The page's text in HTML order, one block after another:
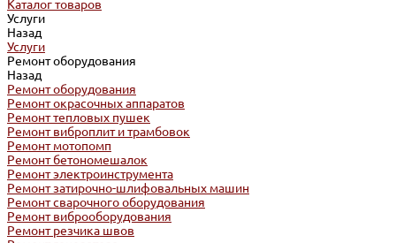
Каталог товаров
Услуги
Назад
Услуги
Ремонт оборудования
Назад
Ремонт оборудования
Ремонт окрасочных аппаратов
Ремонт тепловых пушек
Ремонт виброплит и трамбовок
Ремонт мотопомп
Ремонт бетономешалок
Ремонт электроинструмента
Ремонт затирочно-шлифовальных машин
Ремонт сварочного оборудования
Ремонт виброоборудования
Ремонт резчика швов